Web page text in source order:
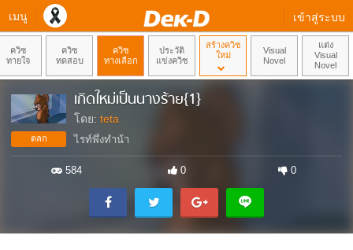
เมนู เข้าสู่ระบบ
ควิซ
ทายใจ
ควิซ
ทดสอบ
ควิซ
ทางเลือก
ประวัติ
แข่งควิซ
สร้างควิซ
ใหม่
Visual
Novel
แต่ง
Visual
Novel
ตลก
เกิดใหม่เป็นนางร้าย{1}
โดย: teta
ไรท์พึ่งทำน้า
584 0 0